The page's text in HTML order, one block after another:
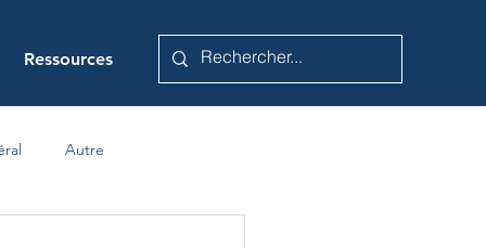
Ressources
Autre